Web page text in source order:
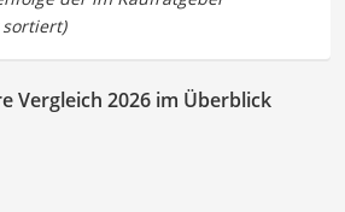
Vergleich 2026 im Überblick